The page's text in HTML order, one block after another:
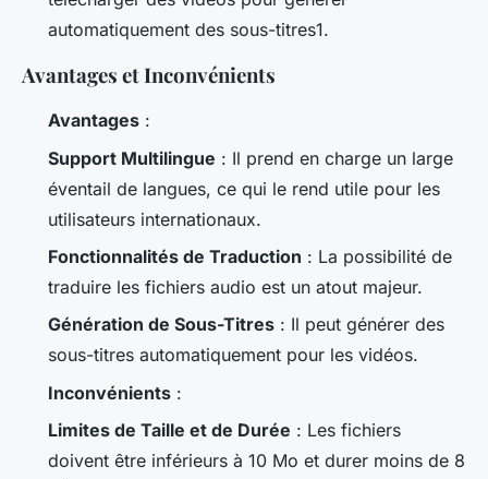
automatiquement des sous-titres1.
Avantages et Inconvénients
Avantages :
Support Multilingue : Il prend en charge un large
éventail de langues, ce qui le rend utile pour les
utilisateurs internationaux.
Fonctionnalités de Traduction : La possibilité de
traduire les fichiers audio est un atout majeur.
Génération de Sous-Titres : Il peut générer des
sous-titres automatiquement pour les vidéos.
Inconvénients :
Limites de Taille et de Durée : Les fichiers
doivent être inférieurs à 10 Mo et durer moins de 8